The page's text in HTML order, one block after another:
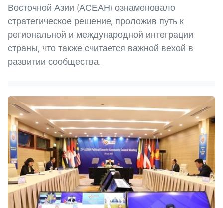
Восточной Азии (АСЕАН) ознаменовало
стратегическое решение, проложив путь к
региональной и международной интеграции
страны, что также считается важной вехой в
развитии сообщества.